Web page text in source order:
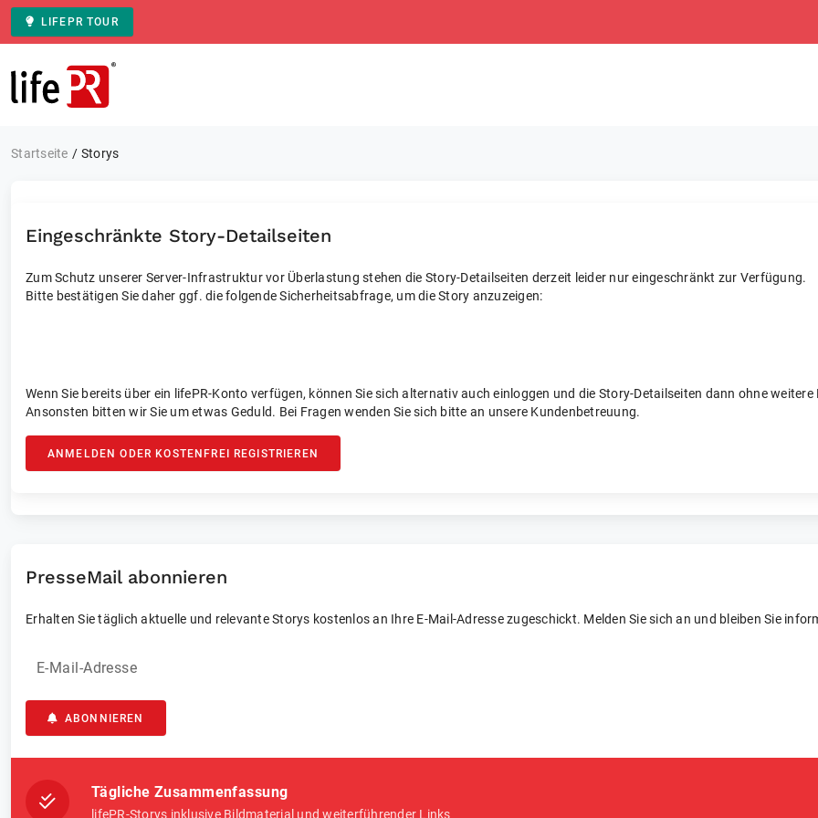
LIFEPR TOUR
Zur Startseite
Startseite Storys
Eingeschränkte Story-Detailseiten
Zum Schutz unserer Server-Infrastruktur vor Überlastung stehen die Story-Detailseiten derzeit leider nur eingeschränkt zur Verfügung.
Bitte bestätigen Sie daher ggf. die folgende Sicherheitsabfrage, um die Story anzuzeigen:
Wenn Sie bereits über ein lifePR-Konto verfügen, können Sie sich alternativ auch einloggen und die Story-Detailseiten dann ohne
Ansonsten bitten wir Sie um etwas Geduld. Bei Fragen wenden Sie sich bitte an unsere Kundenbetreuung.
ANMELDEN ODER KOSTENFREI REGISTRIEREN
PresseMail abonnieren
Erhalten Sie täglich aktuelle und relevante Storys kostenlos an Ihre E-Mail-Adresse zugeschickt. Melden Sie sich an und bleiben Sie
E-Mail-Adresse
ABONNIEREN
Tägliche Zusammenfassung
lifePR-Storys inklusive Bildmaterial und weiterführender Links